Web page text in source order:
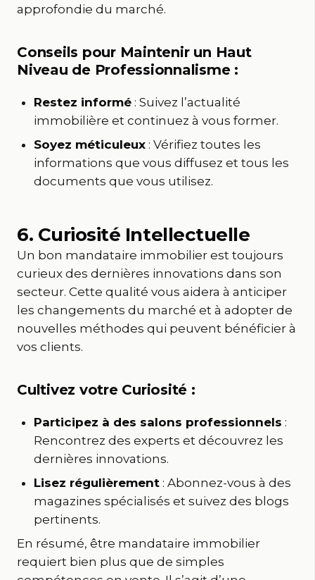
approfondie du marché.
Conseils pour Maintenir un Haut
Niveau de Professionnalisme :
Restez informé : Suivez l’actualité
immobilière et continuez à vous former.
Soyez méticuleux : Vérifiez toutes les
informations que vous diffusez et tous les
documents que vous utilisez.
6. Curiosité Intellectuelle
Un bon mandataire immobilier est toujours
curieux des dernières innovations dans son
secteur. Cette qualité vous aidera à anticiper
les changements du marché et à adopter de
nouvelles méthodes qui peuvent bénéficier à
vos clients.
Cultivez votre Curiosité :
Participez à des salons professionnels :
Rencontrez des experts et découvrez les
dernières innovations.
Lisez régulièrement : Abonnez-vous à des
magazines spécialisés et suivez des blogs
pertinents.
En résumé, être mandataire immobilier
requiert bien plus que de simples